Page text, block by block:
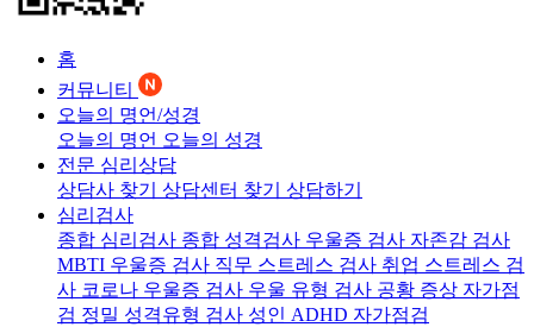
홈
커뮤니티
오늘의 명언/성경
오늘의 명언 오늘의 성경
전문 심리상담
상담사 찾기 상담센터 찾기 상담하기
심리검사
종합 심리검사 종합 성격검사 우울증 검사 자존감 검사
MBTI 우울증 검사 직무 스트레스 검사 취업 스트레스 검
사 코로나 우울증 검사 우울 유형 검사 공황 증상 자가점
검 정밀 성격유형 검사 성인 ADHD 자가점검